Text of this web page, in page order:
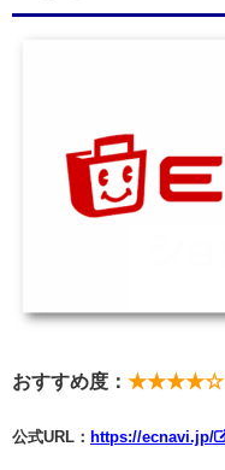
おすすめ度： ★★★★☆
公式URL： https://ecnavi.jp/